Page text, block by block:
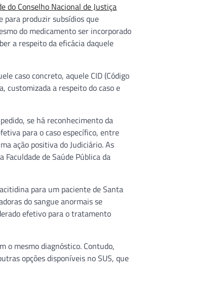
do Conselho Nacional de Justiça
para produzir subsídios que
do medicamento ser incorporado
a respeito da eficácia daquele
caso concreto, aquele CID (Código
customizada a respeito do caso e
se há reconhecimento da
para o caso específico, entre
ação positiva do Judiciário. As
de Saúde Pública da
para um paciente de Santa
do sangue anormais se
efetivo para o tratamento
o mesmo diagnóstico. Contudo,
opções disponíveis no SUS, que